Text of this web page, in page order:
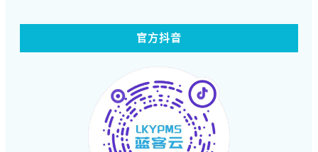
官方抖音